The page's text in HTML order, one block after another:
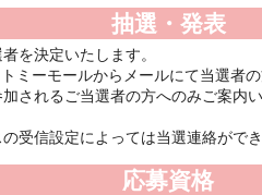
抽選・発表
を決定いたします。
ミーモールからメールにて当選者
されるご当選者の方へのみご案内
受信設定によっては当選連絡がで
応募資格